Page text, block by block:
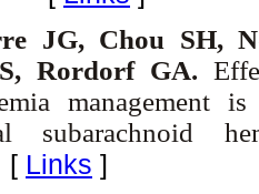
JG, Chou SH,
Rordorf GA.
management
subarachnoid
Links ]